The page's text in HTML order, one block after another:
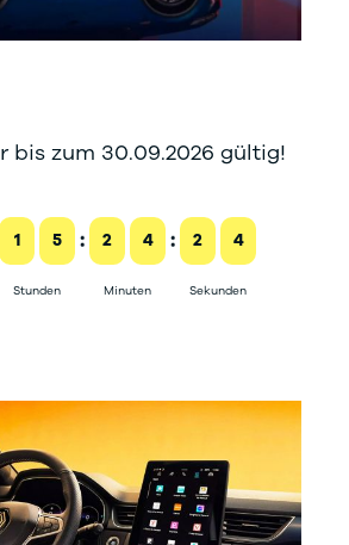
bis zum 30.09.2026 gültig!
1 5
Stunden
: 2 4
Minuten
: 2 3
Sekunden